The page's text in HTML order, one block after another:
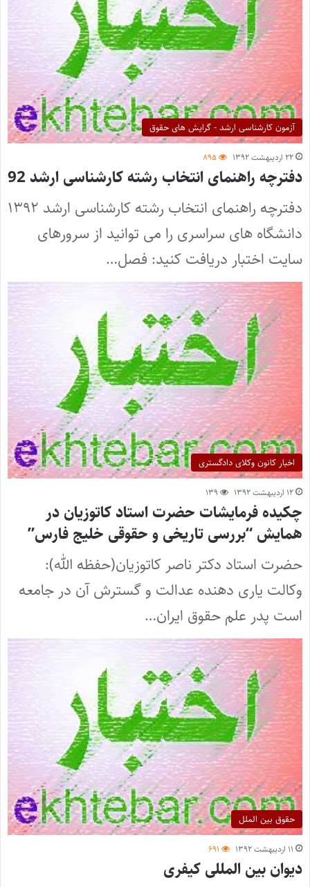
آزمون کارشناسی ارشد - گرایش های حقوق
۲۲ اردیبهشت ۱۳۹۲ ۸۹۵
دفترچه راهنمای انتخاب رشته کارشناسی ارشد 92
دفترچه راهنمای انتخاب رشته کارشناسی ارشد ۱۳۹۲
دانشگاه های سراسری را می توانید از سرورهای
سایت اختبار دریافت کنید: فصل…
اخبار کانون وکلای دادگستری
۱۲ اردیبهشت ۱۳۹۲ ۱۳۹
چکیده فرمایشات حضرت استاد کاتوزیان در
همایش “بررسی تاریخی و حقوقی خلیج فارس”
حضرت استاد دکتر ناصر کاتوزیان(حفظه الله):
وکالت یاری دهنده عدالت و گسترش آن در جامعه
است پدر علم حقوق ایران…
حقوق بین الملل
۱۱ اردیبهشت ۱۳۹۲ ۶۹۱
دیوان بین المللی کیفری